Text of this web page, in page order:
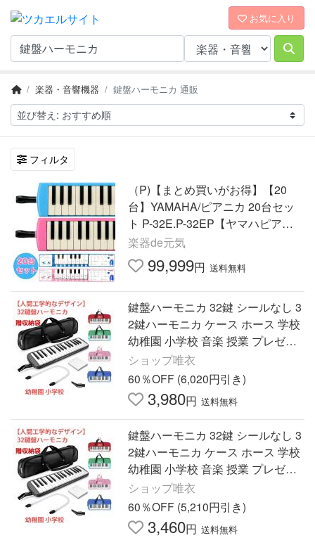
お気に入り
楽器・音響機器 鍵盤ハーモニカ 通販
フィルタ
（P)【まとめ買いがお得】【20
台】YAMAHA/ピアニカ 20台セッ
ト P-32E.P-32EP【ヤマハピアニ
カ】【鍵盤ハーモニカ】
楽器de元気
99,999円 送料無料
鍵盤ハーモニカ 32鍵 シールなし 3
2鍵ハーモニカ ケース ホース 学校
幼稚園 小学校 音楽 授業 プレゼン
ト ピアニカ ホース 名前シール 音
階シール 吹き口 軽量
ショップ唯衣
60％OFF (6,020円引き)
3,980円 送料無料
鍵盤ハーモニカ 32鍵 シールなし 3
2鍵ハーモニカ ケース ホース 学校
幼稚園 小学校 音楽 授業 プレゼン
ト ピアニカ ホース 名前シール 音
階シール 吹き口 軽量
ショップ唯衣
60％OFF (5,210円引き)
3,460円 送料無料